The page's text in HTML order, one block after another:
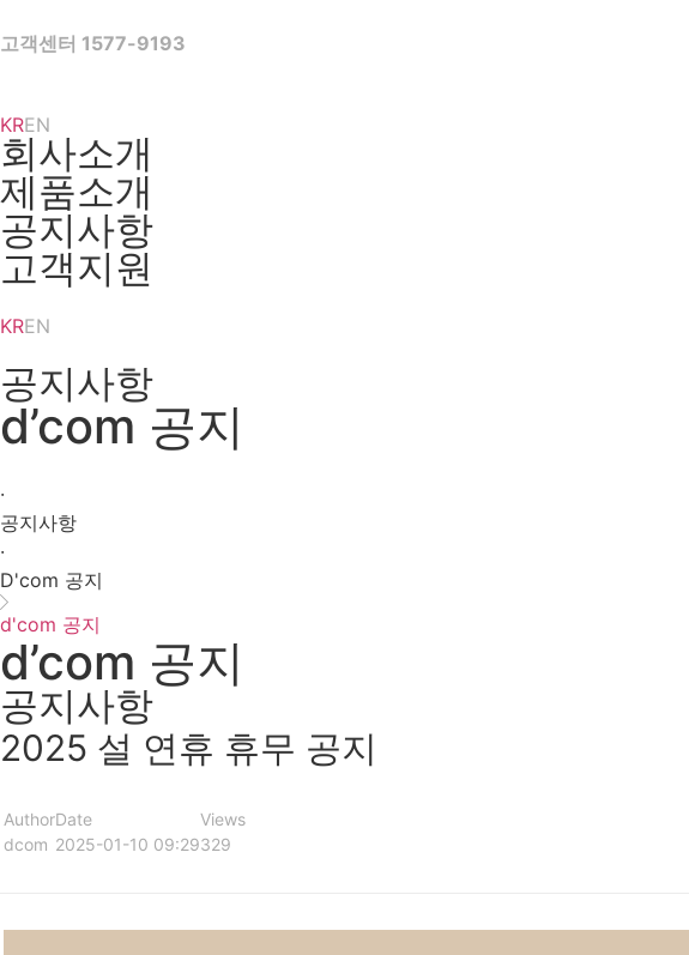
to
고객센터 1577-9193
KREN
회사소개
제품소개
공지사항
고객지원
KREN
공지사항
d’com 공지
·
공지사항
·
D'com 공지
d'com 공지
d’com 공지
공지사항
2025 설 연휴 휴무 공지
Author
dcom
Date
2025-01-10 09:29
Views
329